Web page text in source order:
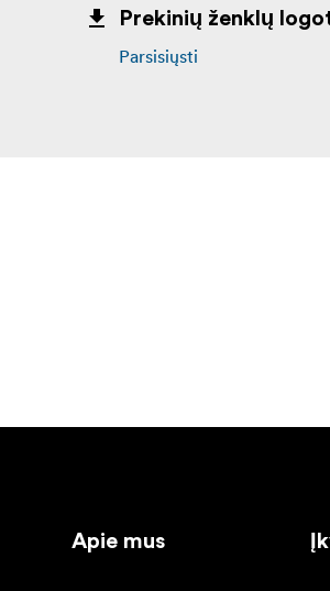
Prekinių ženklų
Parsisiųsti
Apie mus